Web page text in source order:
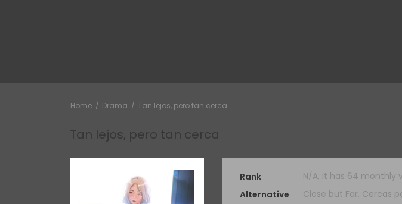
Home Drama Tan lejos, pero tan cerca
Tan lejos, pero tan cerca
Rank
N/A, it has 64 monthly
Alternative
Close but Far, Cercas